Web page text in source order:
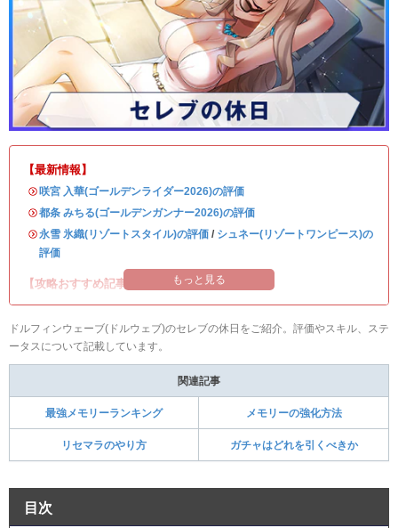
【最新情報】
・咲宮 入華(ゴールデンライダー2026)の評価
・都条 みちる(ゴールデンガンナー2026)の評価
・永雪 氷織(リゾートスタイル)の評価 / シュネー(リゾートワンピース)の
評価
【攻略おすすめ記事】 もっと見る
ドルフィンウェーブ(ドルウェブ)のセレブの休日をご紹介。評価やスキル、ステ
ータスについて記載しています。
関連記事
最強メモリーランキング メモリーの強化方法
リセマラのやり方 ガチャはどれを引くべきか
目次